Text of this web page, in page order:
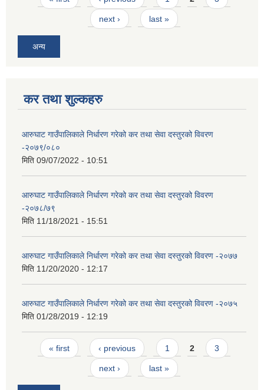
next › last »
अन्य
कर तथा शुल्कहरु
आरुघाट गाउँपालिकाले निर्धारण गरेको कर तथा सेवा दस्तुरको विवरण
-२०७९/०८०
मिति 09/07/2022 - 10:51
आरुघाट गाउँपालिकाले निर्धारण गरेको कर तथा सेवा दस्तुरको विवरण
-२०७८/७९
मिति 11/18/2021 - 15:51
आरुघाट गाउँपालिकाले निर्धारण गरेको कर तथा सेवा दस्तुरको विवरण -२०७७
मिति 11/20/2020 - 12:17
आरुघाट गाउँपालिकाले निर्धारण गरेको कर तथा सेवा दस्तुरको विवरण -२०७५
मिति 01/28/2019 - 12:19
Pages
« first ‹ previous 1 2 3
next › last »